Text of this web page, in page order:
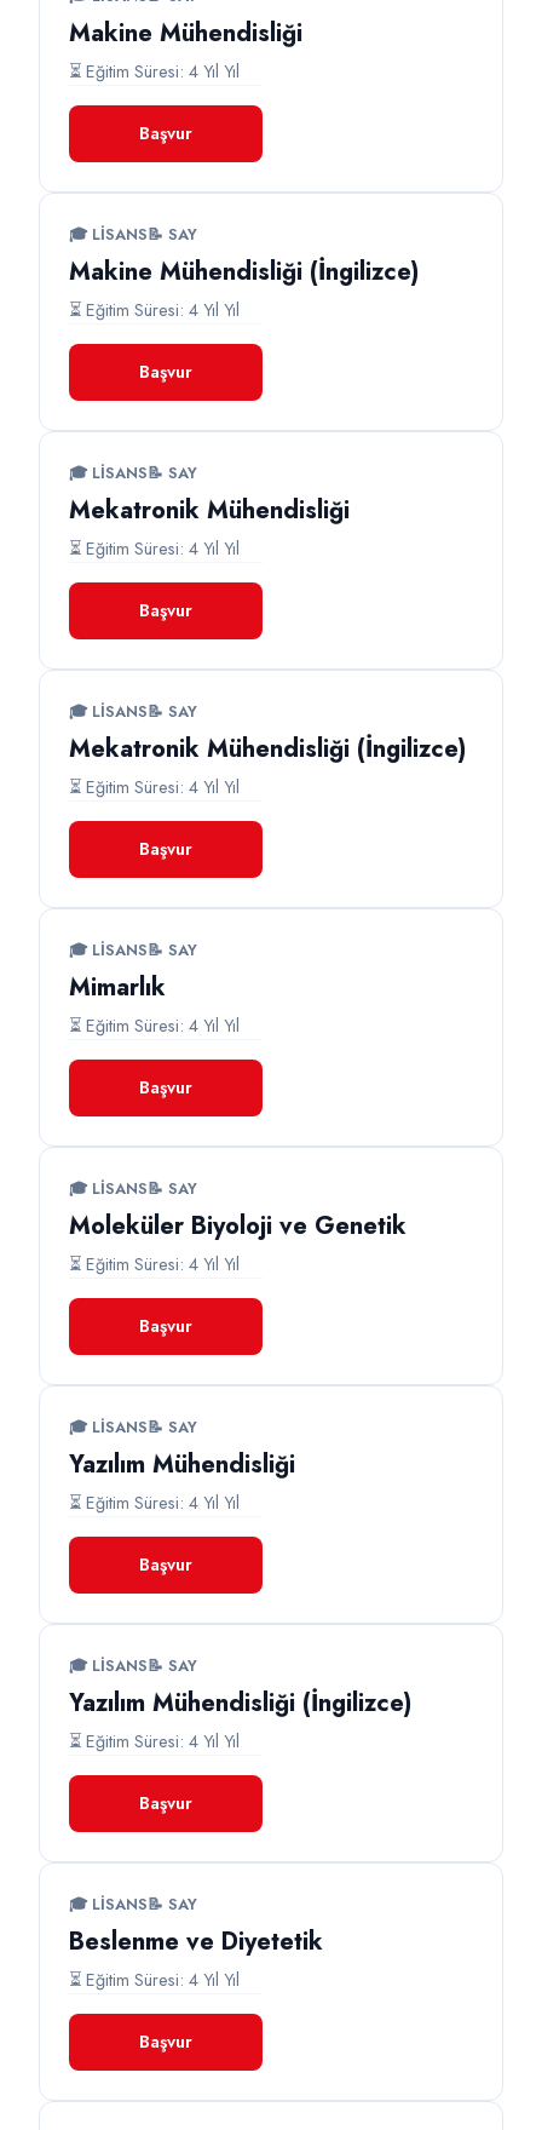
Makine Mühendisliği
⏳ Eğitim Süresi: 4 Yıl Yıl
Başvur
🎓 LISANS📝 SAY
Makine Mühendisliği (İngilizce)
⏳ Eğitim Süresi: 4 Yıl Yıl
Başvur
🎓 LISANS📝 SAY
Mekatronik Mühendisliği
⏳ Eğitim Süresi: 4 Yıl Yıl
Başvur
🎓 LISANS📝 SAY
Mekatronik Mühendisliği (İngilizce)
⏳ Eğitim Süresi: 4 Yıl Yıl
Başvur
🎓 LISANS📝 SAY
Mimarlık
⏳ Eğitim Süresi: 4 Yıl Yıl
Başvur
🎓 LISANS📝 SAY
Moleküler Biyoloji ve Genetik
⏳ Eğitim Süresi: 4 Yıl Yıl
Başvur
🎓 LISANS📝 SAY
Yazılım Mühendisliği
⏳ Eğitim Süresi: 4 Yıl Yıl
Başvur
🎓 LISANS📝 SAY
Yazılım Mühendisliği (İngilizce)
⏳ Eğitim Süresi: 4 Yıl Yıl
Başvur
🎓 LISANS📝 SAY
Beslenme ve Diyetetik
⏳ Eğitim Süresi: 4 Yıl Yıl
Başvur